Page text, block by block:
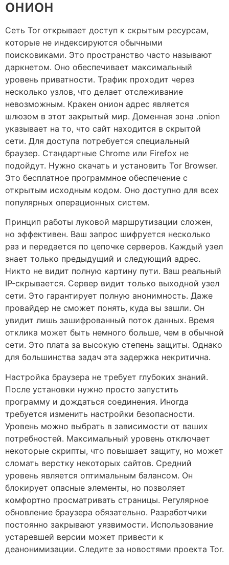
онион
Сеть Tor открывает доступ к скрытым ресурсам,
которые не индексируются обычными
поисковиками. Это пространство часто называют
даркнетом. Оно обеспечивает максимальный
уровень приватности. Трафик проходит через
несколько узлов, что делает отслеживание
невозможным. Кракен онион адрес является
шлюзом в этот закрытый мир. Доменная зона .onion
указывает на то, что сайт находится в скрытой
сети. Для доступа потребуется специальный
браузер. Стандартные Chrome или Firefox не
подойдут. Нужно скачать и установить Tor Browser.
Это бесплатное программное обеспечение с
открытым исходным кодом. Оно доступно для всех
популярных операционных систем.
Принцип работы луковой маршрутизации сложен,
но эффективен. Ваш запрос шифруется несколько
раз и передается по цепочке серверов. Каждый узел
знает только предыдущий и следующий адрес.
Никто не видит полную картину пути. Ваш реальный
IP-скрывается. Сервер видит только выходной узел
сети. Это гарантирует полную анонимность. Даже
провайдер не сможет понять, куда вы зашли. Он
увидит лишь зашифрованный поток данных. Время
отклика может быть немного больше, чем в обычной
сети. Это плата за высокую степень защиты. Однако
для большинства задач эта задержка некритична.
Настройка браузера не требует глубоких знаний.
После установки нужно просто запустить
программу и дождаться соединения. Иногда
требуется изменить настройки безопасности.
Уровень можно выбрать в зависимости от ваших
потребностей. Максимальный уровень отключает
некоторые скрипты, что повышает защиту, но может
сломать верстку некоторых сайтов. Средний
уровень является оптимальным балансом. Он
блокирует опасные элементы, но позволяет
комфортно просматривать страницы. Регулярное
обновление браузера обязательно. Разработчики
постоянно закрывают уязвимости. Использование
устаревшей версии может привести к
деанонимизации. Следите за новостями проекта Tor.